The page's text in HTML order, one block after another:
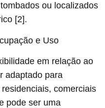
ou localizados
[2].
e Uso
em relação ao
adaptado para
comerciais
pode ser uma